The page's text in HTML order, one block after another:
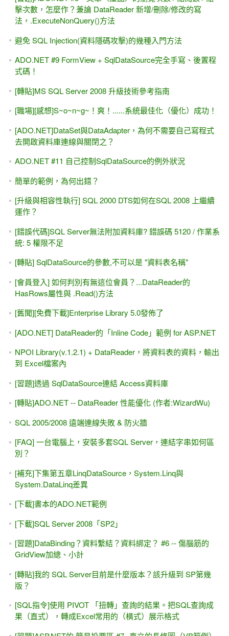
補習班（學校）專用書 -- ASP.NET學習教材、核心教材
(2013年底的出書計畫)
[習題] 補充上集Ch.14--自己撰寫SqlDataSource「新增資
料」，並採用參數(InsertParameters)
[習題]ADO.NET，兩個TextBox欄位作相互查詢 （附AJAX範
例）
[給初學者的話] IT世界裡面，沒有一本搞定的「初學者聖經」
[勘誤]VS 2013因為ASP.NET FriendlyURLs（易記URL）產生
錯誤 -- 跨網頁張貼（Cross-Page Posting），微軟稱為「跨
推薦文章--[入門經驗談]買幾本ASP.NET for C#的書就代表懂
C#？？
Web Service入門 #3，[小改版] 呼叫現成的Web Service 給我
的程式來用
昨天臉書大斷線，談「科技憂慮」.....我的系統該升級到哪種
技術? Web or Windows ?網路不通怎麼辦?
ASP.NET 2.0/3.5 ---- DIY快速學習法
向一本好書道別 -- 章立民老師的「用實例學ASP.NET 3.5-基
礎篇」
ListView 的 ItemCommand事件中，找到是 "第幾列"執行的？
DataItemIndex屬性
黯然銷魂 之 網頁繪製圖表 Google Charts with JavaScript....
好強、好簡單啊！太好用了，以後用不到怎麼辦？
[免費下載]Visual Studio 2008 and .NET 3.5 Training Kit
[操作與設定] VS 2013 Express for Web（僅程式碼）請改為
[Trad. Chinese(Big5)] Web API 超簡單入門 -- Your First
ASP.NET Web API #3 (C# / VB, 原作：Mike Wasson)
交稿以後，作者的產後憂鬱症。兼論「撒尿牛丸」之可行性
在下定決心以前，請不要急著繳費
ASP.NET (WebForm) 防範 CSRF攻擊
Web Service入門 #9，SoapException例外狀況
Web Service入門 #2，呼叫現成的Web Service 給我的程式
來用
[中文翻譯] ASP.NET 5 概觀 (ASP.NET 5 Overview，原作
Tom FitzMacken 2014/11/12)
實戰ASP.NET MVC 1.0 #3，新增一筆資料（Create / Add）